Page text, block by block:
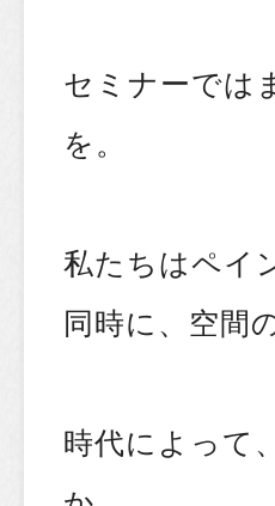
セミナーでは
を。
私たちはペイ
同時に、空間
時代によって